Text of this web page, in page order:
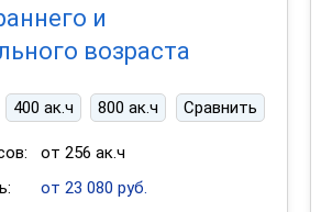
и
возраста
400 ак.ч 800 ак.ч Сравнить
от 256 ак.ч
от 23 080 руб.